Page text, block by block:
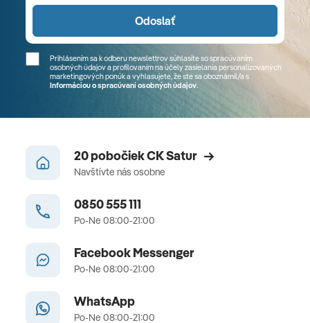
Odoslať
Prihlásením sa k odberu newslettrov súhlasíte so spracúvaním
osobných údajov a profilovaním na účely zasielania personalizovaných
marketingových ponúk a vyhlasujete, že ste sa oboznámil/a s
Informáciou o spracúvaní osobných údajov.
20 pobočiek CK Satur
Navštívte nás osobne
0850 555 111
Po-Ne 08:00-21:00
Facebook Messenger
Po-Ne 08:00-21:00
WhatsApp
Po-Ne 08:00-21:00